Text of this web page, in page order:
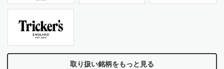
取り扱い銘柄をもっと見る